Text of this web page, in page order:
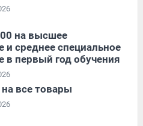
на высшее
и среднее специальное
в первый год обучения
все товары